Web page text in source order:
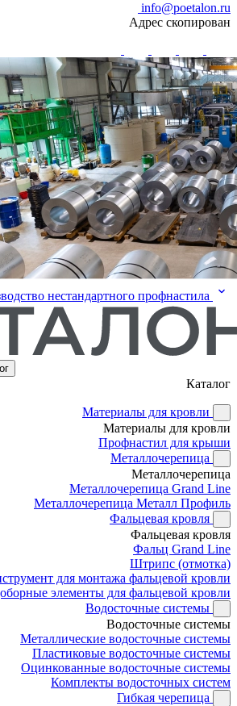
info@poetalon.ru
Адрес скопирован
нестандартного профнастила
Каталог
Материалы для кровли
Материалы для кровли
Профнастил для крыши
Металлочерепица
Металлочерепица
Металлочерепица Grand Line
Металлочерепица Металл Профиль
Фальцевая кровля
Фальцевая кровля
Фальц Grand Line
Штрипс (отмотка)
для монтажа фальцевой кровли
элементы для фальцевой кровли
Водосточные системы
Водосточные системы
Металлические водосточные системы
Пластиковые водосточные системы
Оцинкованные водосточные системы
Комплекты водосточных систем
Гибкая черепица